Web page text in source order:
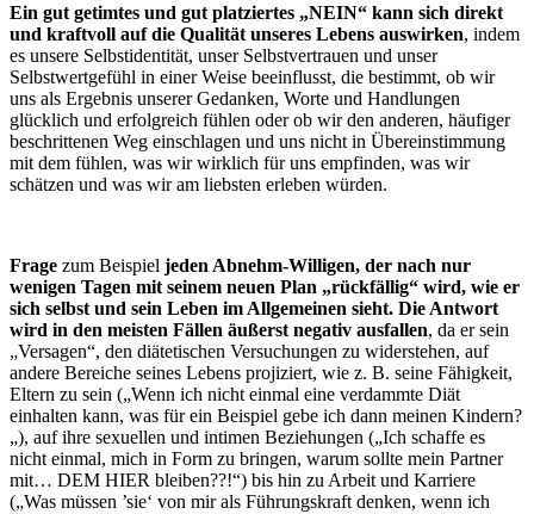
Ein gut getimtes und gut platziertes „NEIN“ kann sich direkt
und kraftvoll auf die Qualität unseres Lebens auswirken, indem
es unsere Selbstidentität, unser Selbstvertrauen und unser
Selbstwertgefühl in einer Weise beeinflusst, die bestimmt, ob wir
uns als Ergebnis unserer Gedanken, Worte und Handlungen
glücklich und erfolgreich fühlen oder ob wir den anderen, häufiger
beschrittenen Weg einschlagen und uns nicht in Übereinstimmung
mit dem fühlen, was wir wirklich für uns empfinden, was wir
schätzen und was wir am liebsten erleben würden.
Frage zum Beispiel jeden Abnehm-Willigen, der nach nur
wenigen Tagen mit seinem neuen Plan „rückfällig“ wird, wie er
sich selbst und sein Leben im Allgemeinen sieht. Die Antwort
wird in den meisten Fällen äußerst negativ ausfallen, da er sein
„Versagen“, den diätetischen Versuchungen zu widerstehen, auf
andere Bereiche seines Lebens projiziert, wie z. B. seine Fähigkeit,
Eltern zu sein („Wenn ich nicht einmal eine verdammte Diät
einhalten kann, was für ein Beispiel gebe ich dann meinen Kindern?
„), auf ihre sexuellen und intimen Beziehungen („Ich schaffe es
nicht einmal, mich in Form zu bringen, warum sollte mein Partner
mit… DEM HIER bleiben??!“) bis hin zu Arbeit und Karriere
(„Was müssen ’sie‘ von mir als Führungskraft denken, wenn ich